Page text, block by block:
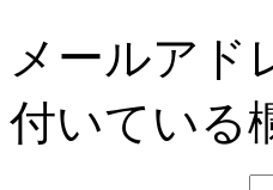
メールアド
付いている